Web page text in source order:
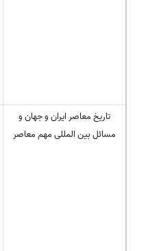
تاریخ معاصر ایران و جهان و
مسائل بین المللی مهم معاصر